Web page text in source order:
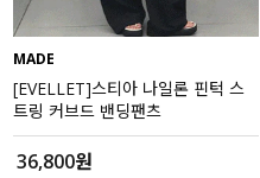
MADE
[EVELLET]스티아 나일론 핀턱 스
트링 커브드 밴딩팬츠
36,800원